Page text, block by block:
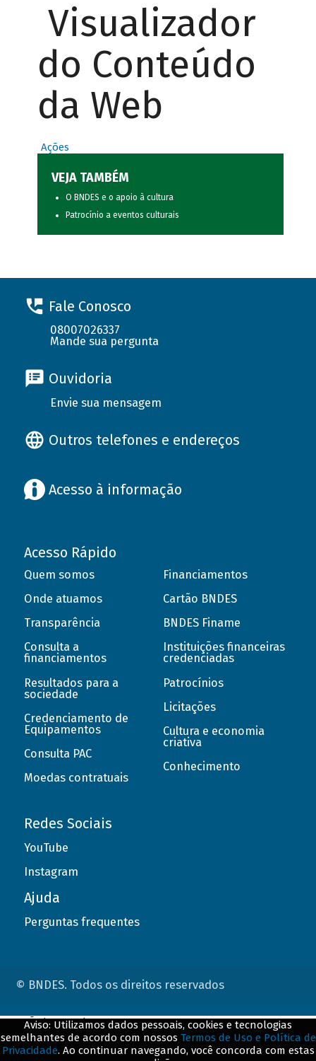
Visualizador
do Conteúdo
da Web
Ações
VEJA TAMBÉM
O BNDES e o apoio à cultura
Patrocínio a eventos culturais
Fale Conosco
08007026337
Mande sua pergunta
Ouvidoria
Envie sua mensagem
Outros telefones e endereços
Acesso à informação
Acesso Rápido
Quem somos
Onde atuamos
Transparência
Consulta a
financiamentos
Resultados para a
sociedade
Credenciamento de
Equipamentos
Consulta PAC
Moedas contratuais
Financiamentos
Cartão BNDES
BNDES Finame
Instituições financeiras
credenciadas
Patrocínios
Licitações
Cultura e economia
criativa
Conhecimento
Redes Sociais
YouTube
Instagram
Ajuda
Perguntas frequentes
© BNDES. Todos os direitos reservados
Aviso: Utilizamos dados pessoais, cookies e tecnologias
semelhantes de acordo com nossos Termos de Uso e Política de
Privacidade. Ao continuar navegando, você concorda com estas
ConteÃºdo complementar
${title}${badge}